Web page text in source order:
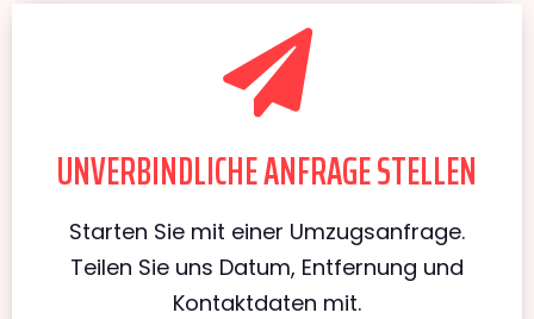
UNVERBINDLICHE ANFRAGE STELLEN
Starten Sie mit einer Umzugsanfrage.
Teilen Sie uns Datum, Entfernung und
Kontaktdaten mit.